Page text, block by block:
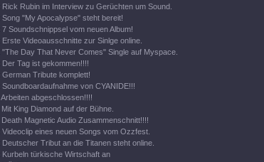
Rick Rubin im Interview zu Gerüchten um Sound.
Song "My Apocalypse" steht bereit!
7 Soundschnippsel vom neuen Album!
Erste Videoausschnitte zur Sinlge online.
"The Day That Never Comes" Single auf Myspace.
Der Tag ist gekommen!!!!
German Tribute komplett!
Soundboardaufnahme von CYANIDE!!!
Arbeiten abgeschlossen!!!!
Mit King Diamond auf der Bühne.
Death Magnetic Audio Zusammenschnitt!!!!
Videoclip eines neuen Songs vom Ozzfest.
Deutscher Tribut an die Titanen steht online.
Kurbeln türkische Wirtschaft an